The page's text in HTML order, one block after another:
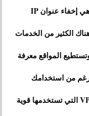
وظيفة برامج وخدمات الـ VPN الرئيسية هي إخفاء عنوان IP
الكثير من الخدمات
المواقع معرفة
من استخدامك
لخدمة VPN فكيف تعرف هل خدمة الـ VPN التي تستخدمها قوية